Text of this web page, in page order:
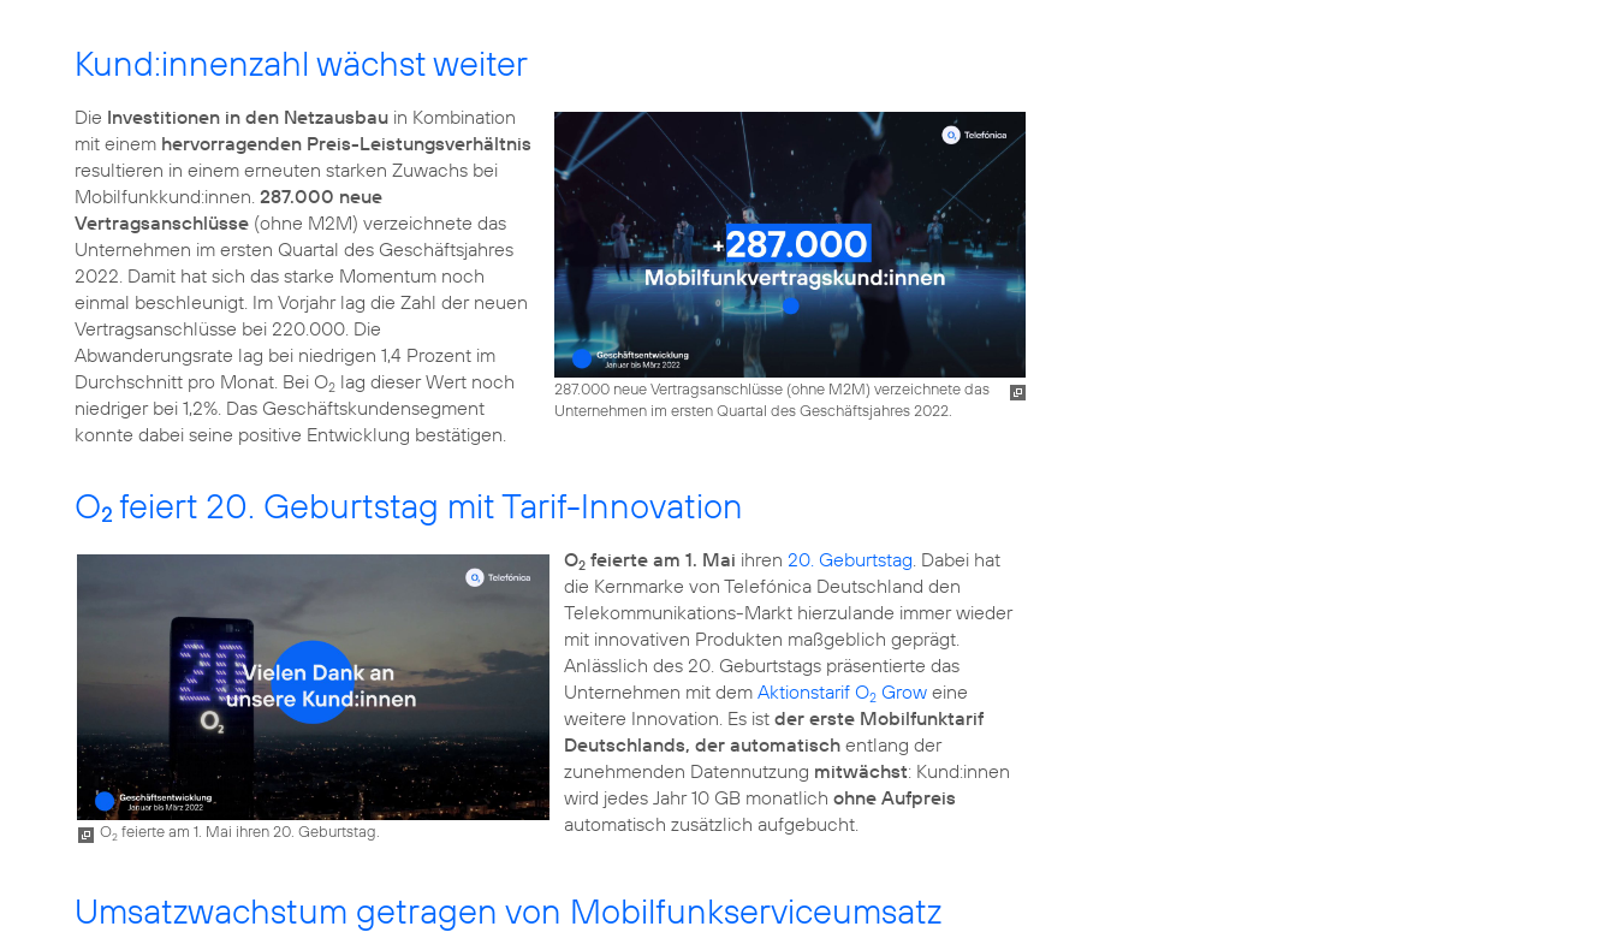
Kund:innenzahl wächst weiter
287.000 neue Vertragsanschlüsse (ohne M2M) verzeichnete das
Unternehmen im ersten Quartal des Geschäftsjahres 2022.
Die Investitionen in den Netzausbau in Kombination
mit einem hervorragenden Preis-Leistungsverhältnis
resultieren in einem erneuten starken Zuwachs bei
Mobilfunkkund:innen. 287.000 neue
Vertragsanschlüsse (ohne M2M) verzeichnete das
Unternehmen im ersten Quartal des Geschäftsjahres
2022. Damit hat sich das starke Momentum noch
einmal beschleunigt. Im Vorjahr lag die Zahl der neuen
Vertragsanschlüsse bei 220.000. Die
Abwanderungsrate lag bei niedrigen 1,4 Prozent im
Durchschnitt pro Monat. Bei O2 lag dieser Wert noch
niedriger bei 1,2%. Das Geschäftskundensegment
konnte dabei seine positive Entwicklung bestätigen.
O2 feiert 20. Geburtstag mit Tarif-Innovation
O2 feierte am 1. Mai ihren 20. Geburtstag.
O2feierte am 1. Mai ihren 20. Geburtstag . Dabei hat
die Kernmarke von Telefónica Deutschland den
Telekommunikations-Markt hierzulande immer wieder
mit innovativen Produkten maßgeblich geprägt.
Anlässlich des 20. Geburtstags präsentierte das
Unternehmen mit dem Aktionstarif O2Groweine
weitere Innovation. Es ist der erste Mobilfunktarif
Deutschlands, der automatischentlang der
zunehmenden Datennutzung mitwächst: Kund:innen
wird jedes Jahr 10 GB monatlich ohne Aufpreis
automatisch zusätzlich aufgebucht.
Umsatzwachstum getragen von Mobilfunkserviceumsatz